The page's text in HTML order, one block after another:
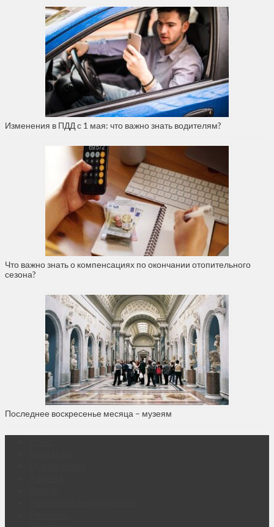
Изменения в ПДД с 1 мая: что важно знать водителям?
Что важно знать о компенсациях по окончании отопительного
сезона?
Последнее воскресенье месяца – музеям